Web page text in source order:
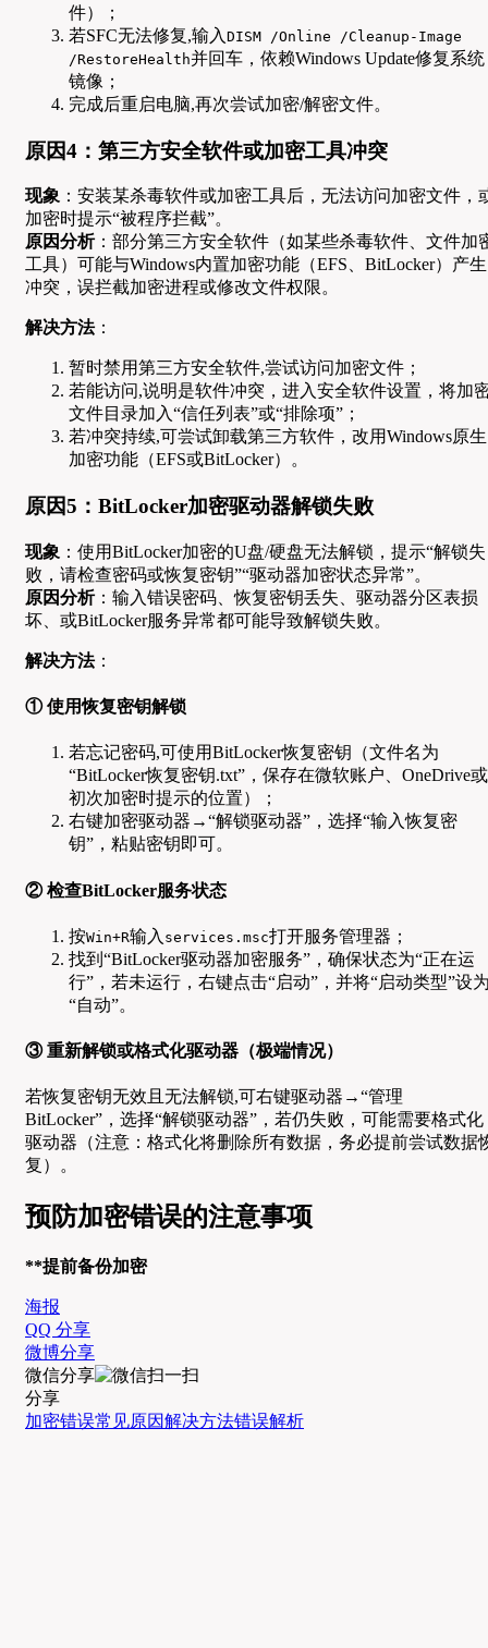
件）；
若SFC无法修复,输入 DISM /Online /Cleanup-Image
/RestoreHealth并回车，依赖Windows Update修复系统
镜像；
完成后重启电脑,再次尝试加密/解密文件。
原因4：第三方安全软件或加密工具冲突
现象 ：安装某杀毒软件或加密工具后，无法访问加密文件，
加密时提示“被程序拦截”。
原因分析：部分第三方安全软件（如某些杀毒软件、文件加
工具）可能与Windows内置加密功能（EFS、BitLocker）产生
冲突，误拦截加密进程或修改文件权限。
解决方法：
暂时禁用第三方安全软件,尝试访问加密文件；
若能访问,说明是软件冲突，进入安全软件设置，将加
文件目录加入“信任列表”或“排除项”；
若冲突持续,可尝试卸载第三方软件，改用Windows原生
加密功能（EFS或BitLocker）。
原因5：BitLocker加密驱动器解锁失败
现象 ：使用BitLocker加密的U盘/硬盘无法解锁，提示“解锁失
败，请检查密码或恢复密钥”“驱动器加密状态异常”。
原因分析：输入错误密码、恢复密钥丢失、驱动器分区表损
坏、或BitLocker服务异常都可能导致解锁失败。
解决方法：
① 使用恢复密钥解锁
若忘记密码,可使用BitLocker恢复密钥（文件名为
“BitLocker恢复密钥.txt”，保存在微软账户、OneDrive或
初次加密时提示的位置）；
右键加密驱动器→“解锁驱动器”，选择“输入恢复密
钥”，粘贴密钥即可。
② 检查BitLocker服务状态
按Win+R输入 services.msc打开服务管理器；
找到“BitLocker驱动器加密服务”，确保状态为“正在运
行”，若未运行，右键点击“启动”，并将“启动类型”设
“自动”。
③ 重新解锁或格式化驱动器（极端情况）
若恢复密钥无效且无法解锁,可右键驱动器→“管理
BitLocker”，选择“解锁驱动器”，若仍失败，可能需要格式化
驱动器（注意：格式化将删除所有数据，务必提前尝试数据
复）。
预防加密错误的注意事项
**提前备份加密
海报
QQ 分享
微博分享
微信分享
分享
加密错误常见原因解决方法错误解析